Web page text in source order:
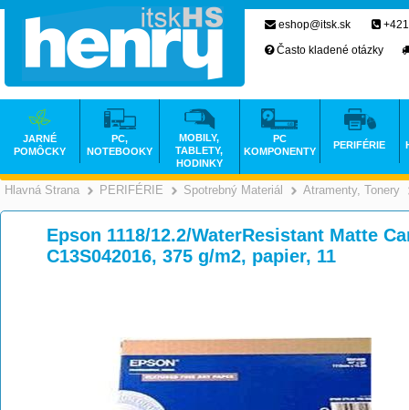
Hlavná Strana >
PERIFÉRIE >
Spotrebný Materiál >
Atramenty, Tonery
Epson 1118/12.2/WaterResistant Matte
C13S042016, 375 g/m2, papier, 11
eshop@itsk.sk
Často kladené otázky
JARNÉ
POMÔCKY
PC,
NOTEBOOKY
MOBILY,
TABLETY,
HODINKY
PC
KOMPONENTY
PERIFÉRIE